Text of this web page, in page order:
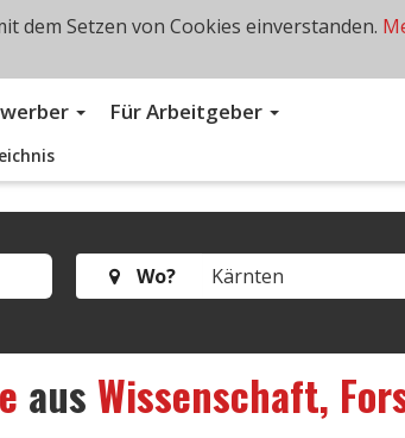
Für Arbeitgeber
Wo?
aus Wissenschaft,
dem Setzen von Cookies einverstanden.